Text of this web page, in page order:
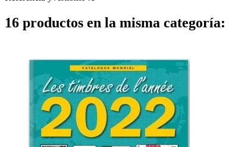
16 productos en la misma categoría: